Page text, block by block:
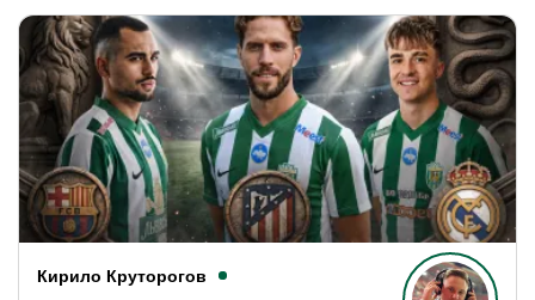
Кирило Круторогов